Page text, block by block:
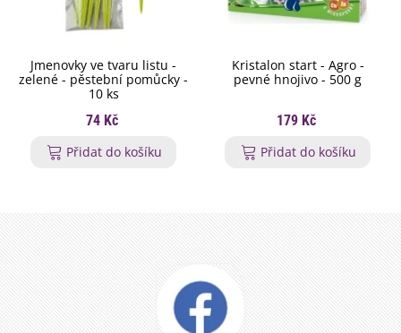
Jmenovky ve tvaru listu -
zelené - pěstební pomůcky -
10 ks
74 Kč
Přidat do košíku
Kristalon start - Agro -
pevné hnojivo - 500 g
179 Kč
Přidat do košíku